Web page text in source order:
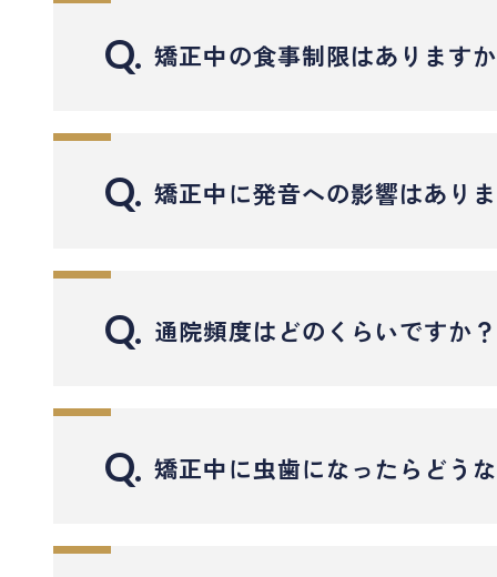
食事や歯磨きの際に装置を外せるため、清掃
あらゆる症例に対応でき、重度の歯列不正や
クリーニングが重要です。
大井町フラミンゴ歯科では、どちらの治療法
Q. 矯正中の食事制限はあります
普段通りに食事を楽しめますが、装着前には
う。
一方、ワイヤー矯正では固定式の装置を使用
また、装置に食べ物が挟まりやすいため、食
大井町フラミンゴ歯科では、矯正を始める前
Q. 矯正中に発音への影響はあり
てご利用いただけます。
また、口の中を乾燥させないように水分をこ
発音に関して不安がある方にも、実際の装着
Q. 通院頻度はどのくらいですか？
ご自宅で段階的に交換していくため、来院回
Q. 矯正中に虫歯になったらどう